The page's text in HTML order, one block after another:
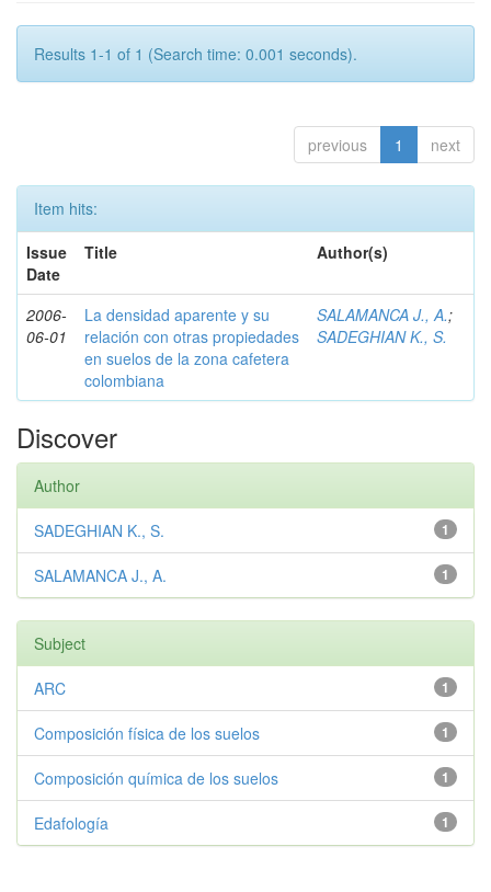
Results 1-1 of 1 (Search time: 0.001 seconds).
previous 1 next
Item hits:
Issue
Date
Title Author(s)
2006-
06-01
La densidad aparente y su
relación con otras propiedades
en suelos de la zona cafetera
colombiana
SALAMANCA J., A.;
SADEGHIAN K., S.
Discover
Author
1
SADEGHIAN K., S.
1
SALAMANCA J., A.
Subject
1
ARC
1
Composición física de los suelos
1
Composición química de los suelos
1
Edafología